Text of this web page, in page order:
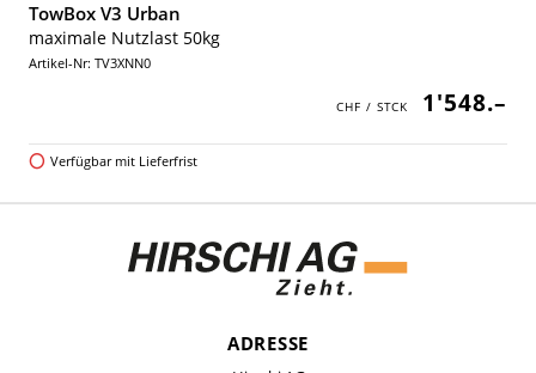
TowBox V3 Urban
maximale Nutzlast 50kg
Artikel-Nr: TV3XNN0
1'548.–
Verfügbar mit Lieferfrist
ADRESSE